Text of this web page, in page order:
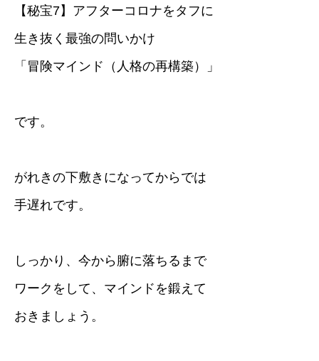
【秘宝7】アフターコロナをタフに
生き抜く最強の問いかけ
「冒険マインド（人格の再構築）」
です。
がれきの下敷きになってからでは
手遅れです。
しっかり、今から腑に落ちるまで
ワークをして、マインドを鍛えて
おきましょう。